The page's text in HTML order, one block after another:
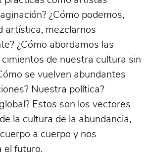
¿Cómo podemos,
artística, mezclarnos
¿Cómo abordamos las
de nuestra cultura sin
se vuelven abundantes
Nuestra política?
Estos son los vectores
la cultura de la abundancia,
a cuerpo y nos
el futuro.